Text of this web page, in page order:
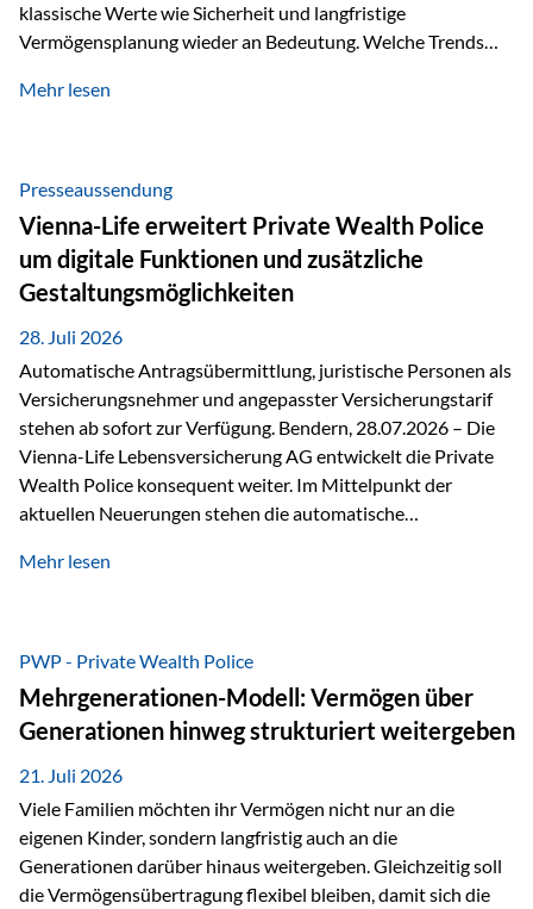
klassische Werte wie Sicherheit und langfristige
Vermögensplanung wieder an Bedeutung. Welche Trends
Blick behalten? Digitalisierung und KI verändern die
administrative Aufgaben, beschleunigen Abläufe und
schaffen mehr Zeit für das Wesentliche: die persönliche
Beratung. Gerade deshalb wird die individuelle Betreuung
zum entscheidenden Erfolgsfaktor. Technologie kann
unterstützen, Vertrauen entsteht jedoch weiterhin im
persönlichen Gespräch. Bei der Vienna-Life reagieren…
Mehr lesen
Presseaussendung
Vienna-Life erweitert Private Wealth Police
um digitale Funktionen und zusätzliche
Gestaltungsmöglichkeiten
28. Juli 2026
Automatische Antragsübermittlung, juristische Personen als
Versicherungsnehmer und angepasster Versicherungstarif
stehen ab sofort zur Verfügung. Bendern, 28.07.2026 – Die
Vienna-Life Lebensversicherung AG entwickelt die Private
Wealth Police konsequent weiter. Im Mittelpunkt der
aktuellen Neuerungen stehen die automatische
als Versicherungsnehmer einzusetzen, sowie eine
Abwicklung für Vertriebspartner deutlich effizienter
gestaltet. Anträge werden direkt elektronisch übermittelt,
Medienbrüche reduziert und die weitere Bearbeitung
beschleunigt. Ab sofort können auch juristische Personen,
wie Kapitalgesellschaften oder Stiftungen, als
Versicherungsnehmer eingesetzt werden. Damit erweitert
die Vienna-Life die Einsatzmöglichkeiten der Private Wealth
Police insbesondere für…
Mehr lesen
PWP - Private Wealth Police
Mehrgenerationen-Modell: Vermögen über
Generationen hinweg strukturiert weitergeben
21. Juli 2026
Viele Familien möchten ihr Vermögen nicht nur an die
eigenen Kinder, sondern langfristig auch an die
Generationen darüber hinaus weitergeben. Gleichzeitig soll
die Vermögensübertragung flexibel bleiben, damit sich die